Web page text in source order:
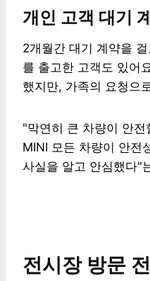
개인 고객 대기
2개월간 대기 계약을
를 출고한 고객도 있어
했지만, 가족의 요청으
"막연히 큰 차량이 안
MINI 모든 차량이 안전
사실을 알고 안심했다"
전시장 방문